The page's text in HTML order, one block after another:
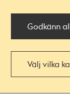
Godkänn
Välj vilka